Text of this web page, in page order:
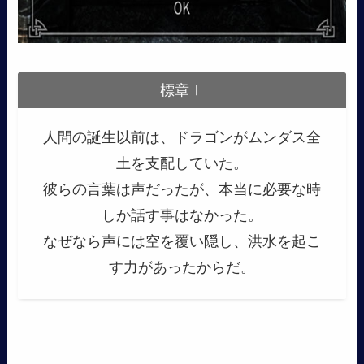
標章Ⅰ
人間の誕生以前は、ドラゴンがムンダス全
土を支配していた。
彼らの言葉は声だったが、本当に必要な時
しか話す事はなかった。
なぜなら声には空を覆い隠し、洪水を起こ
す力があったからだ。